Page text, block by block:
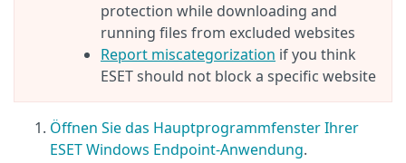
protection while downloading and
running files from excluded websites
Report miscategorization if you think
ESET should not block a specific website
Öffnen Sie das Hauptprogrammfenster Ihrer
ESET Windows Endpoint-Anwendung.